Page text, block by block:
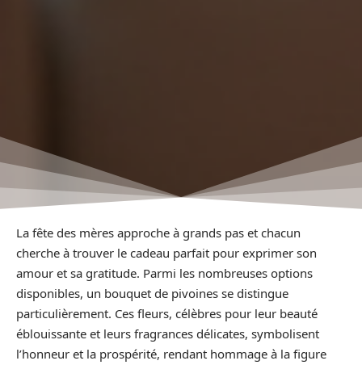
La fête des mères approche à grands pas et chacun
cherche à trouver le cadeau parfait pour exprimer son
amour et sa gratitude. Parmi les nombreuses options
disponibles, un bouquet de pivoines se distingue
particulièrement. Ces fleurs, célèbres pour leur beauté
éblouissante et leurs fragrances délicates, symbolisent
l’honneur et la prospérité, rendant hommage à la figure